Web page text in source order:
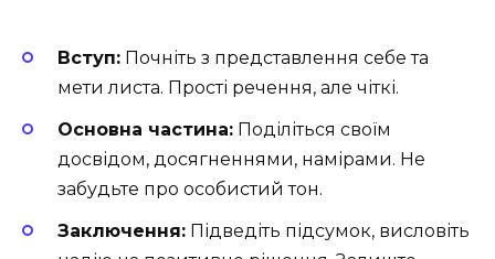
Вступ: Почніть з представлення себе та
мети листа. Прості речення, але чіткі.
Основна частина: Поділіться своїм
досвідом, досягненнями, намірами. Не
забудьте про особистий тон.
Заключення: Підведіть підсумок, висловіть